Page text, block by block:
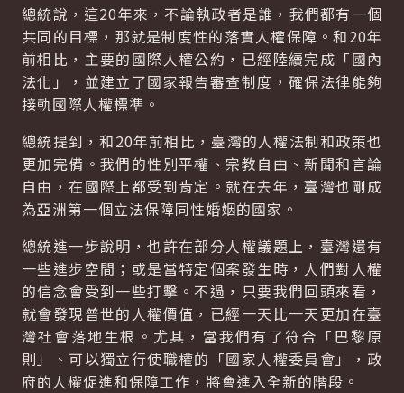
總統說，這20年來，不論執政者是誰，我們都有一個
共同的目標，那就是制度性的落實人權保障。和20年
前相比，主要的國際人權公約，已經陸續完成「國內
法化」，並建立了國家報告審查制度，確保法律能夠
接軌國際人權標準。
總統提到，和20年前相比，臺灣的人權法制和政策也
更加完備。我們的性別平權、宗教自由、新聞和言論
自由，在國際上都受到肯定。就在去年，臺灣也剛成
為亞洲第一個立法保障同性婚姻的國家。
總統進一步說明，也許在部分人權議題上，臺灣還有
一些進步空間；或是當特定個案發生時，人們對人權
的信念會受到一些打擊。不過，只要我們回頭來看，
就會發現普世的人權價值，已經一天比一天更加在臺
灣社會落地生根。尤其，當我們有了符合「巴黎原
則」、可以獨立行使職權的「國家人權委員會」，政
府的人權促進和保障工作，將會進入全新的階段。